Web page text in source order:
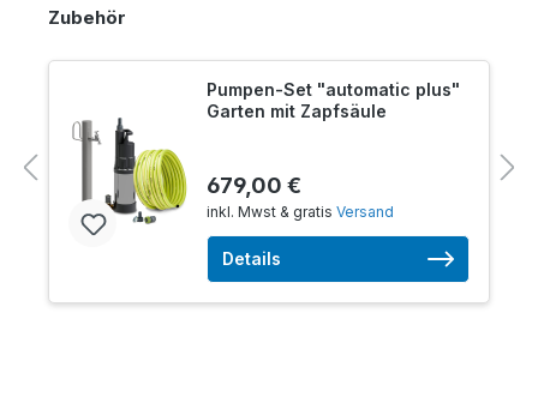
Zubehör
Pumpen-Set "automatic plus"
Garten mit Zapfsäule
679,00 €
inkl. Mwst & gratis Versand
Details